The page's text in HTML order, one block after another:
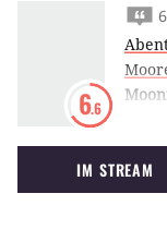
6.6
IM STREAM